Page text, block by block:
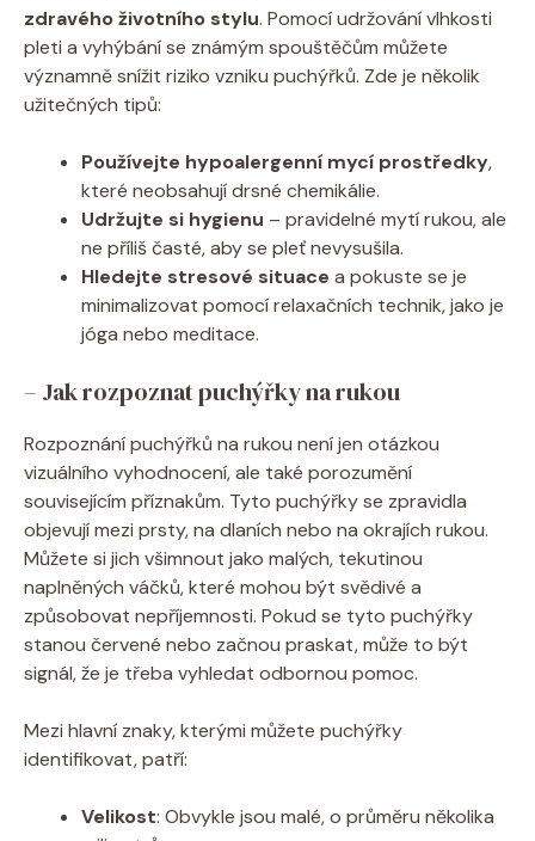
zdravého životního stylu. Pomocí udržování vlhkosti
pleti a‌ vyhýbání se známým spouštěčům můžete
významně snížit riziko vzniku puchýřků. Zde je několik
užitečných tipů:
Používejte ‍hypoalergenní mycí prostředky,
které neobsahují drsné chemikálie.
Udržujte si hygienu – pravidelné mytí rukou, ale
ne příliš ⁢časté,⁢ aby se pleť nevysušila.
Hledejte stresové situace a pokuste se je
minimalizovat pomocí relaxačních ​technik, jako je
jóga nebo meditace.
– Jak rozpoznat puchýřky ​na rukou
Rozpoznání puchýřků na rukou není jen ‍otázkou
vizuálního vyhodnocení, ale také porozumění
souvisejícím příznakům. Tyto puchýřky se zpravidla
objevují mezi prsty, na dlaních nebo na okrajích rukou.⁢
Můžete si jich všimnout jako malých, tekutinou
naplněných ⁤váčků, které mohou být svědivé a
způsobovat nepříjemnosti. Pokud se tyto puchýřky
stanou červené nebo začnou praskat, může to být
signál, že je třeba vyhledat odbornou ⁤pomoc.
Mezi ⁢hlavní znaky, kterými můžete puchýřky
identifikovat, patří:
Velikost: Obvykle⁢ jsou malé, o průměru‍ několika